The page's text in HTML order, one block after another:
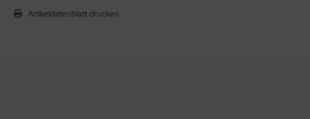
Artikeldatenblatt drucken